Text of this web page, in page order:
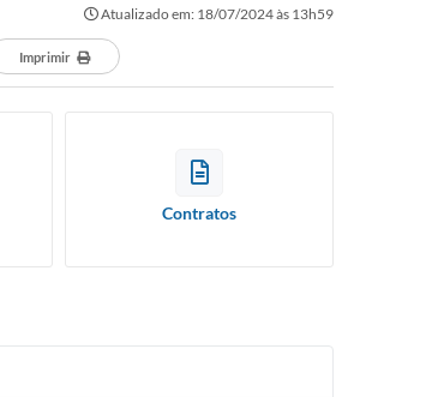
Atualizado em: 18/07/2024 às 13h59
Imprimir
Contratos